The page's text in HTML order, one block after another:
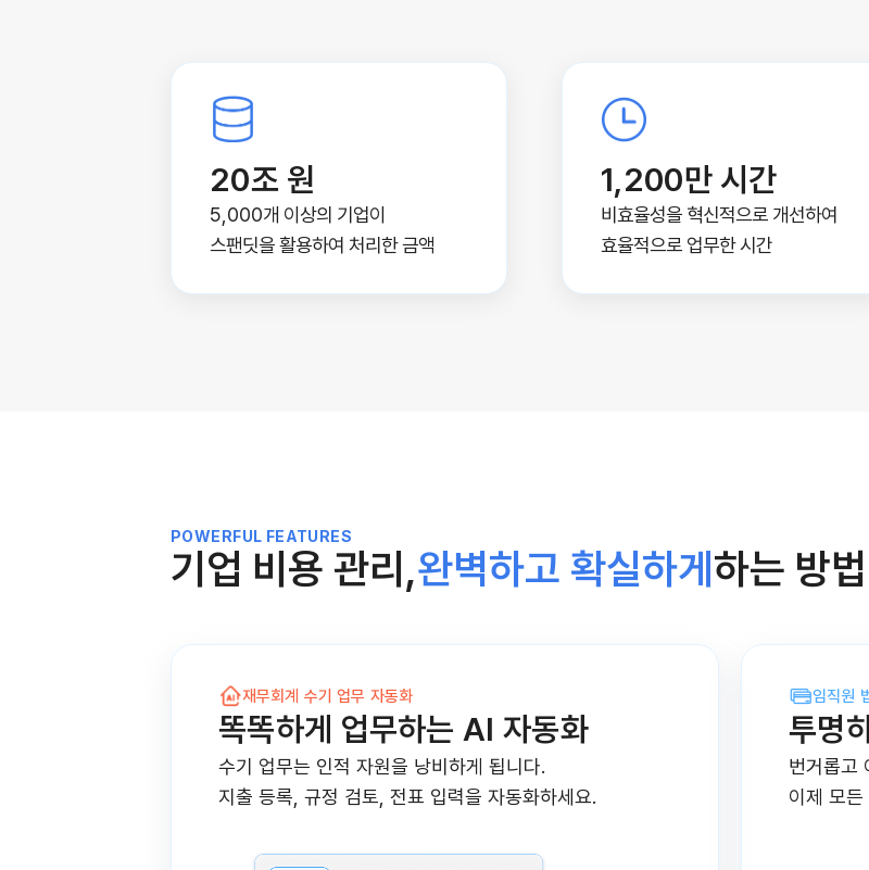
20조 원
5,000개 이상의 기업이
스팬딧을 활용하여 처리한 금액
1,200만 시간
비효율성을 혁신적으로 개선하여
효율적으로 업무한 시간
POWERFUL FEATURES
기업 비용 관리,완벽하고 확실하게 하는 방법
재무회계 수기 업무 자동화
똑똑하게 업무하는 AI 자동화
수기 업무는 인적 자원을 낭비하게 됩니다.
지출 등록, 규정 검토, 전표 입력을 자동화하세요.
임직원
투명
번거롭고
이제 모